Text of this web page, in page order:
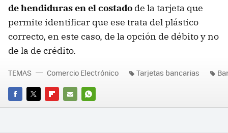
de hendiduras en el costado de la tarjeta que
permite identificar que ese trata del plástico
correcto, en este caso, de la opción de débito y no
de la de crédito.
FACEBOOK
TWITTERFLIPBOARD
E-
WHATSAPP
TEMAS Comercio Electrónico Tarjetas bancarias